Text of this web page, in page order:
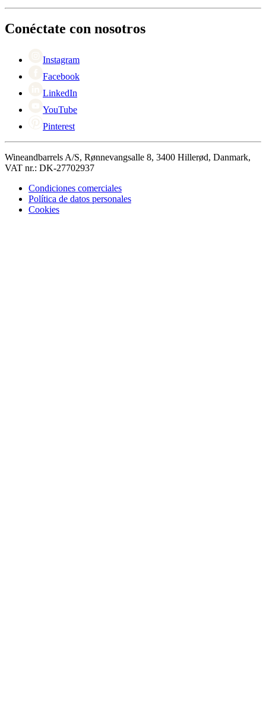
Devolución
Black Friday
Singles Day
Conéctate con nosotros
Instagram
Facebook
LinkedIn
YouTube
Pinterest
Wineandbarrels A/S, Rønnevangsalle 8, 3400 Hillerød, Danmark,
VAT nr.: DK-27702937
Condiciones comerciales
Política de datos personales
Cookies